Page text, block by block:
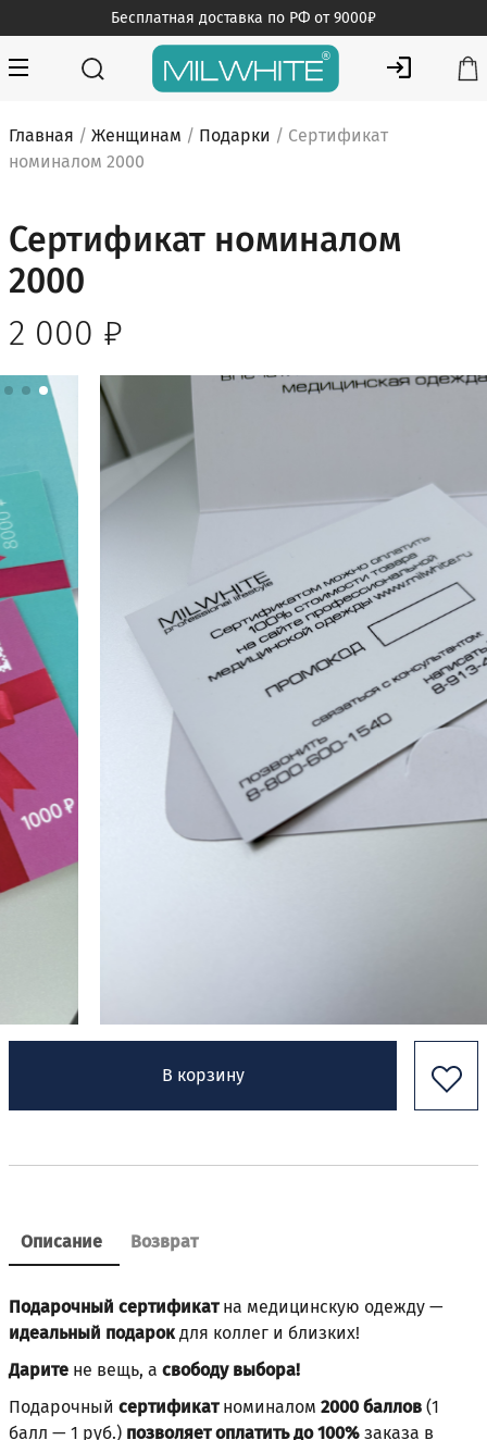
to
content
Бесплатная доставка по РФ от 9000₽
MILWHITE
MILWHITE — интернет магазин медицинской одежды
Главная / Женщинам / Подарки / Сертификат
номиналом 2000
Сертификат номиналом
2000
2 000 ₽
В корзину
Описание Возврат
Подарочный сертификатна медицинскую одежду —
идеальный подарокдля коллег и близких!
Дарите не вещь, а свободу выбора!
Подарочный сертификатноминалом 2000 баллов (1
балл — 1 руб.) позволяет оплатить до 100% заказа в